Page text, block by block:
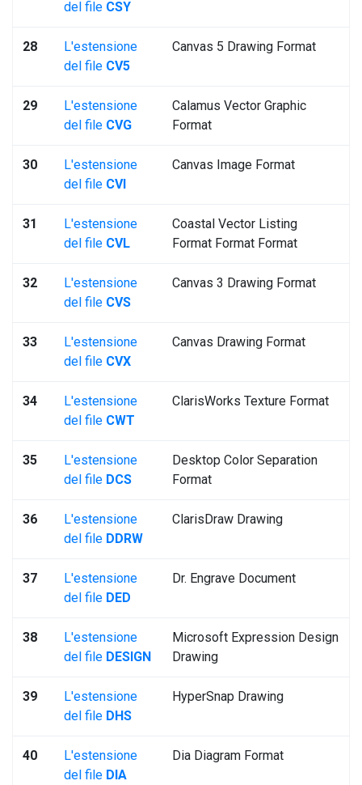
del file CSY
28
L'estensione
del file CV5
Canvas 5 Drawing Format
29
L'estensione
del file CVG
Calamus Vector Graphic
Format
30
L'estensione
del file CVI
Canvas Image Format
31
L'estensione
del file CVL
Coastal Vector Listing
Format Format Format
32
L'estensione
del file CVS
Canvas 3 Drawing Format
33
L'estensione
del file CVX
Canvas Drawing Format
34
L'estensione
del file CWT
ClarisWorks Texture Format
35
L'estensione
del file DCS
Desktop Color Separation
Format
36
L'estensione
del file DDRW
ClarisDraw Drawing
37
L'estensione
del file DED
Dr. Engrave Document
38
L'estensione
del file DESIGN
Microsoft Expression Design
Drawing
39
L'estensione
del file DHS
HyperSnap Drawing
40
L'estensione
del file DIA
Dia Diagram Format